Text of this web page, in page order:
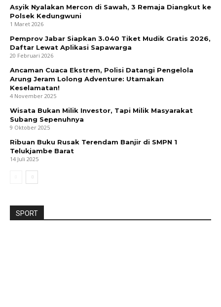
Asyik Nyalakan Mercon di Sawah, 3 Remaja Diangkut ke
Polsek Kedungwuni
1 Maret 2026
Pemprov Jabar Siapkan 3.040 Tiket Mudik Gratis 2026,
Daftar Lewat Aplikasi Sapawarga
20 Februari 2026
Ancaman Cuaca Ekstrem, Polisi Datangi Pengelola
Arung Jeram Lolong Adventure: Utamakan
Keselamatan!
4 November 2025
Wisata Bukan Milik Investor, Tapi Milik Masyarakat
Subang Sepenuhnya
9 Oktober 2025
Ribuan Buku Rusak Terendam Banjir di SMPN 1
Telukjambe Barat
14 Juli 2025
SPORT